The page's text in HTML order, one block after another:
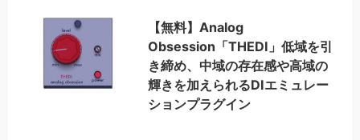
【無料】Analog
Obsession「THEDI」低域を引
き締め、中域の存在感や高域の
輝きを加えられるDIエミュレー
ションプラグイン